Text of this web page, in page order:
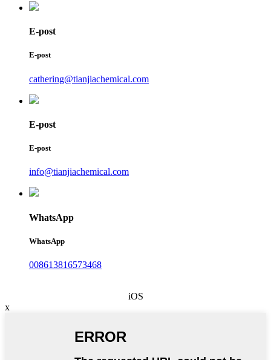
E-post
E-post
cathering@tianjiachemical.com
E-post
E-post
info@tianjiachemical.com
WhatsApp
WhatsApp
008613816573468
iOS
x